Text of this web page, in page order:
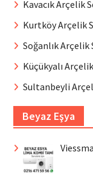
Kavacık Arçelik
Kurtköy Arçelik
Soğanlık Arçelik
Küçükyalı
Sultanbeyli
Beyaz Eşya